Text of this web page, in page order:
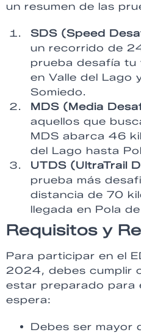
un resumen de las
SDS (Speed
un recorrido de
prueba desafía tu
en Valle del Lago
Somiedo.
MDS (Media
aquellos que
MDS abarca 46
del Lago hasta
UTDS (UltraTrail
prueba más
distancia de 70
llegada en Pola
Requisitos y
Para participar en el
2024, debes cumplir
estar preparado para
espera:
Debes ser mayor